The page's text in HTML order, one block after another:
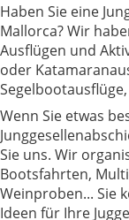
Haben Sie eine
Mallorca? Wir
Ausflügen und
oder
Wenn Sie etwas
Sie uns. Wir
Bootsfahrten,
Weinproben... Sie
Ideen für Ihre